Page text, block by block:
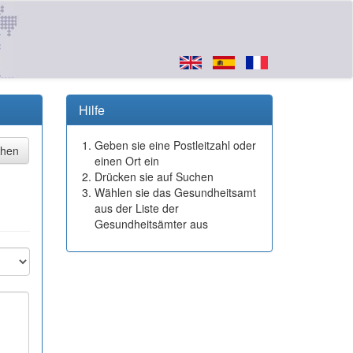
Hilfe
Geben sie eine Postleitzahl oder
einen Ort ein
Drücken sie auf Suchen
Wählen sie das Gesundheitsamt
aus der Liste der
Gesundheitsämter aus